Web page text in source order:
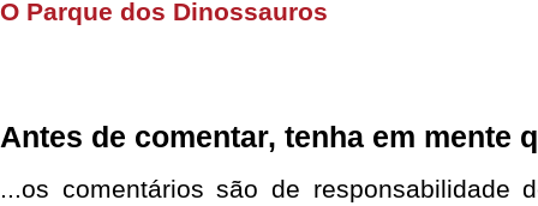
O Parque dos Dinossauros
Antes de comentar, tenha em mente
...os comentários são de responsabilidade